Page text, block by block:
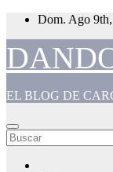
Saltar
contenido
Dom. Ago
EL BLOG DE